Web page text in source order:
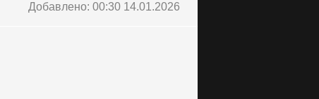
Добавлено: 00:30 14.01.2026